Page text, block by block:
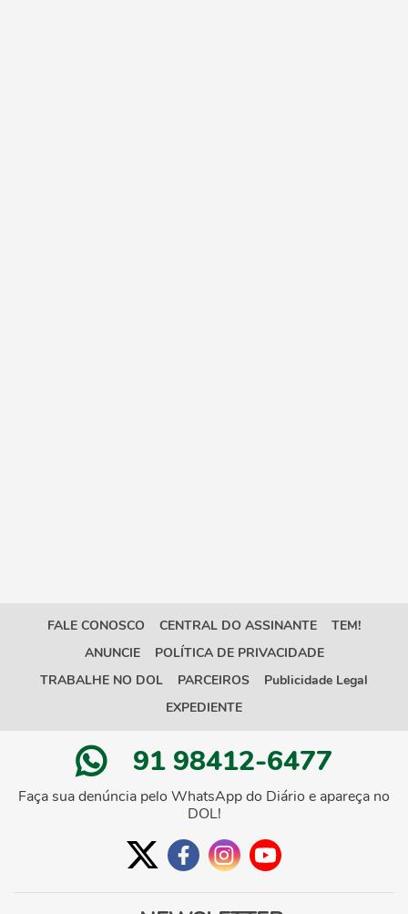
FALE CONOSCO CENTRAL DO ASSINANTE
TEM!
ANUNCIE
POLÍTICA DE PRIVACIDADE
TRABALHE NO DOL
PARCEIROS
Publicidade Legal
EXPEDIENTE
91 98412-6477
Faça sua denúncia pelo WhatsApp do Diário e apareça no
DOL!